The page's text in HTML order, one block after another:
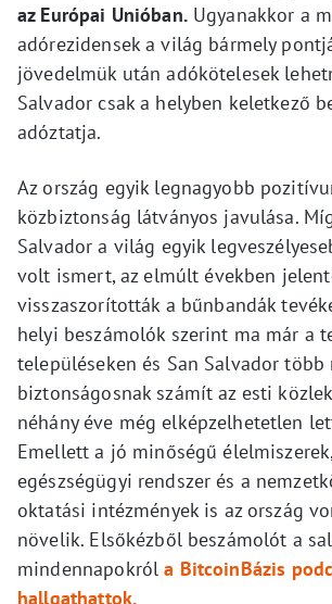
az Európai Unióban.Ugyanakkor a
adórezidensek a világ bármely
jövedelmük után adókötelesek
Salvador csak a helyben keletkező
adóztatja.
Az ország egyik legnagyobb
közbiztonság látványos javulása.
Salvador a világ egyik
volt ismert, az elmúlt években
visszaszorították a bűnbandák
helyi beszámolók szerint ma már a
településeken és San Salvador több
biztonságosnak számít az esti
néhány éve még elképzelhetetlen
Emellett a jó minőségű
egészségügyi rendszer és a
oktatási intézmények is az ország
növelik. Elsőkézből beszámolót a
mindennapokróla BitcoinBázis
hallgathattok.